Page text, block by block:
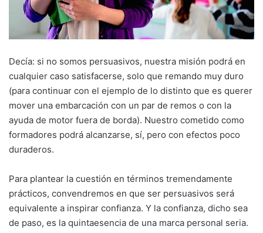
Decía: si no somos persuasivos, nuestra misión podrá en
cualquier caso satisfacerse, solo que remando muy duro
(para continuar con el ejemplo de lo distinto que es querer
mover una embarcación con un par de remos o con la
ayuda de motor fuera de borda). Nuestro cometido como
formadores podrá alcanzarse, sí, pero con efectos poco
duraderos.
Para plantear la cuestión en términos tremendamente
prácticos, convendremos en que ser persuasivos será
equivalente a inspirar confianza. Y la confianza, dicho sea
de paso, es la quintaesencia de una marca personal seria.